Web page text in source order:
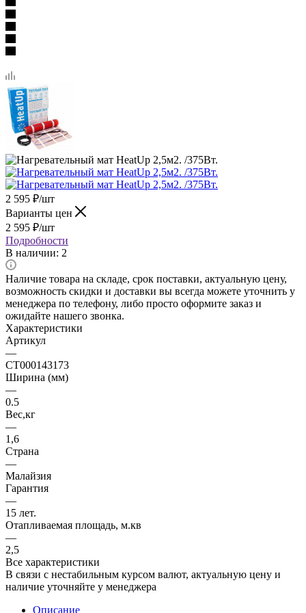
2 595 ₽/шт
Варианты цен
2 595 ₽/шт
Подробности
В наличии: 2
Наличие товара на складе, срок поставки, актуальную цену,
возможность скидки и доставки вы всегда можете уточнить у
менеджера по телефону, либо просто оформите заказ и
ожидайте нашего звонка.
Характеристики
Артикул
—
CТ000143173
Ширина (мм)
—
0.5
Вес,кг
—
1,6
Страна
—
Малайзия
Гарантия
—
15 лет.
Отапливаемая площадь, м.кв
—
2,5
Все характеристики
В связи с нестабильным курсом валют, актуальную цену и
наличие уточняйте у менеджера
Описание